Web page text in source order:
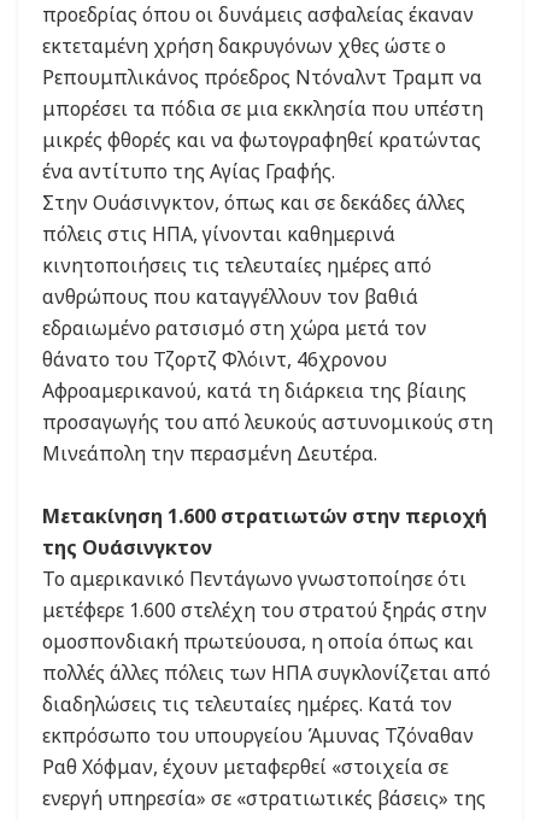
προεδρίας όπου οι δυνάμεις ασφαλείας έκαναν
εκτεταμένη χρήση δακρυγόνων χθες ώστε ο
Ρεπουμπλικάνος πρόεδρος Ντόναλντ Τραμπ να
μπορέσει τα πόδια σε μια εκκλησία που υπέστη
μικρές φθορές και να φωτογραφηθεί κρατώντας
ένα αντίτυπο της Αγίας Γραφής.
Στην Ουάσινγκτον, όπως και σε δεκάδες άλλες
πόλεις στις ΗΠΑ, γίνονται καθημερινά
κινητοποιήσεις τις τελευταίες ημέρες από
ανθρώπους που καταγγέλλουν τον βαθιά
εδραιωμένο ρατσισμό στη χώρα μετά τον
θάνατο του Τζορτζ Φλόιντ, 46χρονου
Αφροαμερικανού, κατά τη διάρκεια της βίαιης
προσαγωγής του από λευκούς αστυνομικούς στη
Μινεάπολη την περασμένη Δευτέρα.
Μετακίνηση 1.600 στρατιωτών στην περιοχή
της Ουάσινγκτον
Το αμερικανικό Πεντάγωνο γνωστοποίησε ότι
μετέφερε 1.600 στελέχη του στρατού ξηράς στην
ομοσπονδιακή πρωτεύουσα, η οποία όπως και
πολλές άλλες πόλεις των ΗΠΑ συγκλονίζεται από
διαδηλώσεις τις τελευταίες ημέρες. Κατά τον
εκπρόσωπο του υπουργείου Άμυνας Τζόναθαν
Ραθ Χόφμαν, έχουν μεταφερθεί «στοιχεία σε
ενεργή υπηρεσία» σε «στρατιωτικές βάσεις» της